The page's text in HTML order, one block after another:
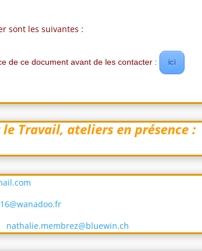
sont les suivantes :
de ce document avant de les contacter : ici
Travail, ateliers en présence :
nathalie.membrez@bluewin.ch